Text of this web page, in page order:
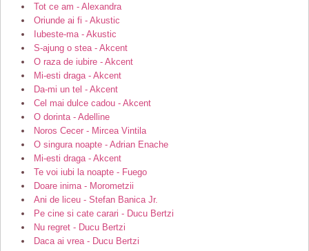
Tot ce am - Alexandra
Oriunde ai fi - Akustic
Iubeste-ma - Akustic
S-ajung o stea - Akcent
O raza de iubire - Akcent
Mi-esti draga - Akcent
Da-mi un tel - Akcent
Cel mai dulce cadou - Akcent
O dorinta - Adelline
Noros Cecer - Mircea Vintila
O singura noapte - Adrian Enache
Mi-esti draga - Akcent
Te voi iubi la noapte - Fuego
Doare inima - Morometzii
Ani de liceu - Stefan Banica Jr.
Pe cine si cate carari - Ducu Bertzi
Nu regret - Ducu Bertzi
Daca ai vrea - Ducu Bertzi